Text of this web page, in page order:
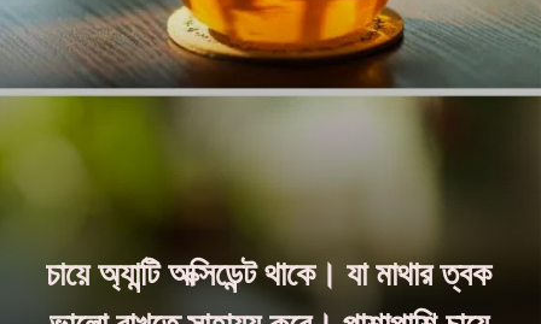
চায়ে অ্যান্টি অক্সিডেন্ট থাকে। যা মাথার ত্বক